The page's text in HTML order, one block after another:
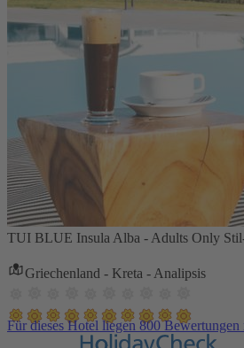
TUI BLUE Insula Alba - Adults Only
Griechenland - Kreta - Analipsis
Für dieses Hotel liegen 800